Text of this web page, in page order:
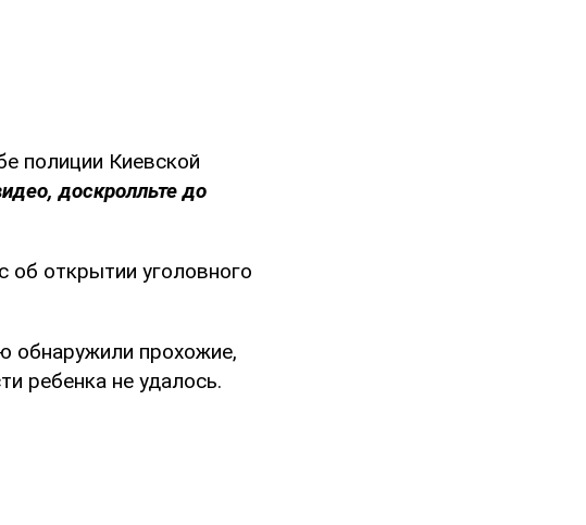
полиции Киевской
доскролльте до
об открытии уголовного
обнаружили прохожие,
ребенка не удалось.